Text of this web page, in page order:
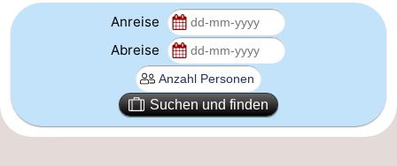
Zentrum
und
Stadtviertel
-
Anreise
Abreise
Suchen und finden